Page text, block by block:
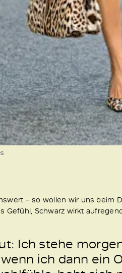
– so wollen wir uns beim
Gefühl, Schwarz wirkt
Ich stehe
ich dann ein